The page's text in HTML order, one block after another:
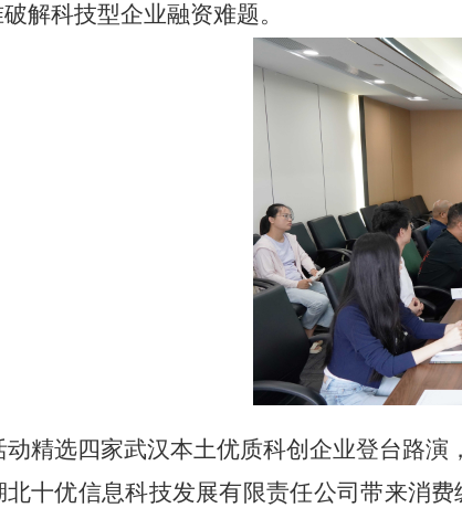
解科技型企业融资难题。
动精选四家武汉本土优质科创企业登台路演
北十优信息科技发展有限责任公司带来消